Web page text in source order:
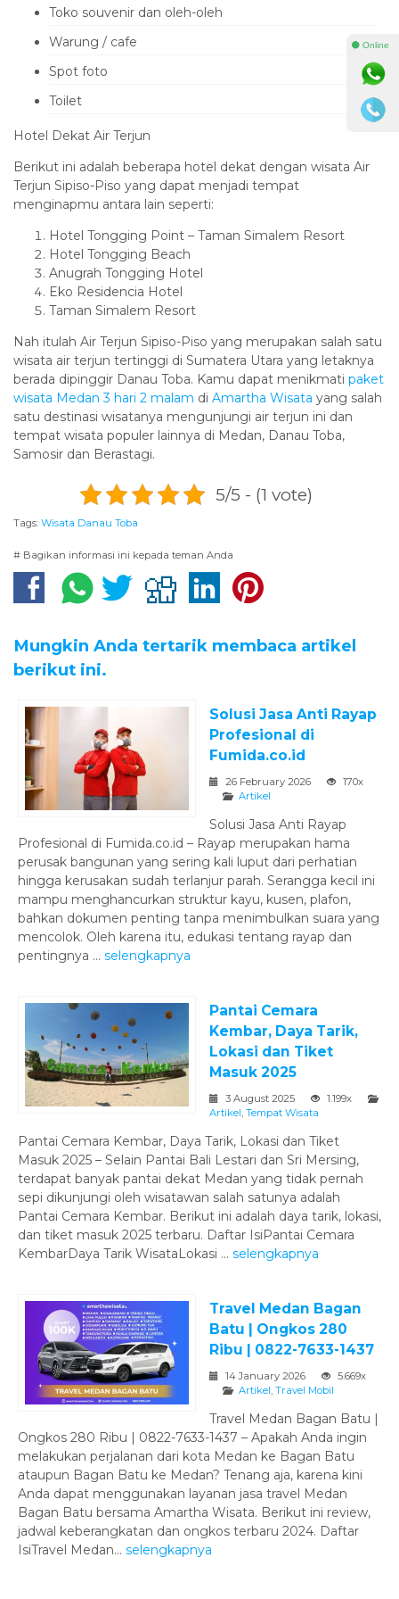
Toko souvenir dan oleh-oleh
Warung / cafe
Spot foto
Toilet
Hotel Dekat Air Terjun
Berikut ini adalah beberapa hotel dekat dengan wisata Air
Terjun Sipiso-Piso yang dapat menjadi tempat
menginapmu antara lain seperti:
Hotel Tongging Point – Taman Simalem Resort
Hotel Tongging Beach
Anugrah Tongging Hotel
Eko Residencia Hotel
Taman Simalem Resort
Nah itulah Air Terjun Sipiso-Piso yang merupakan salah satu
wisata air terjun tertinggi di Sumatera Utara yang letaknya
berada dipinggir Danau Toba. Kamu dapat menikmati paket
wisata Medan 3 hari 2 malam di Amartha Wisata yang salah
satu destinasi wisatanya mengunjungi air terjun ini dan
tempat wisata populer lainnya di Medan, Danau Toba,
Samosir dan Berastagi.
5/5 - (1 vote)
Tags: Wisata Danau Toba
# Bagikan informasi ini kepada teman Anda
Mungkin Anda tertarik membaca artikel
berikut ini.
Solusi Jasa Anti Rayap
Profesional di
Fumida.co.id
26 February 2026
170x
Artikel
Solusi Jasa Anti Rayap
Profesional di Fumida.co.id – Rayap merupakan hama
perusak bangunan yang sering kali luput dari perhatian
hingga kerusakan sudah terlanjur parah. Serangga kecil ini
mampu menghancurkan struktur kayu, kusen, plafon,
bahkan dokumen penting tanpa menimbulkan suara yang
mencolok. Oleh karena itu, edukasi tentang rayap dan
pentingnya ... selengkapnya
Pantai Cemara
Kembar, Daya Tarik,
Lokasi dan Tiket
Masuk 2025
3 August 2025
1.199x
Artikel, Tempat Wisata
Pantai Cemara Kembar, Daya Tarik, Lokasi dan Tiket
Masuk 2025 – Selain Pantai Bali Lestari dan Sri Mersing,
terdapat banyak pantai dekat Medan yang tidak pernah
sepi dikunjungi oleh wisatawan salah satunya adalah
Pantai Cemara Kembar. Berikut ini adalah daya tarik, lokasi,
dan tiket masuk 2025 terbaru. Daftar IsiPantai Cemara
KembarDaya Tarik WisataLokasi ... selengkapnya
Travel Medan Bagan
Batu | Ongkos 280
Ribu | 0822-7633-1437
14 January 2026
5.669x
Artikel, Travel Mobil
Travel Medan Bagan Batu |
Ongkos 280 Ribu | 0822-7633-1437 – Apakah Anda ingin
melakukan perjalanan dari kota Medan ke Bagan Batu
ataupun Bagan Batu ke Medan? Tenang aja, karena kini
Anda dapat menggunakan layanan jasa travel Medan
Bagan Batu bersama Amartha Wisata. Berikut ini review,
jadwal keberangkatan dan ongkos terbaru 2024. Daftar
IsiTravel Medan... selengkapnya
⚫ Online